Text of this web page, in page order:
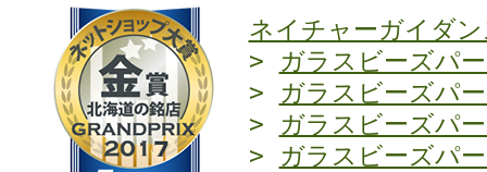
ネイチャーガイダン
>
ガラスビーズパ
>
ガラスビーズパ
>
ガラスビーズパ
>
ガラスビーズパ